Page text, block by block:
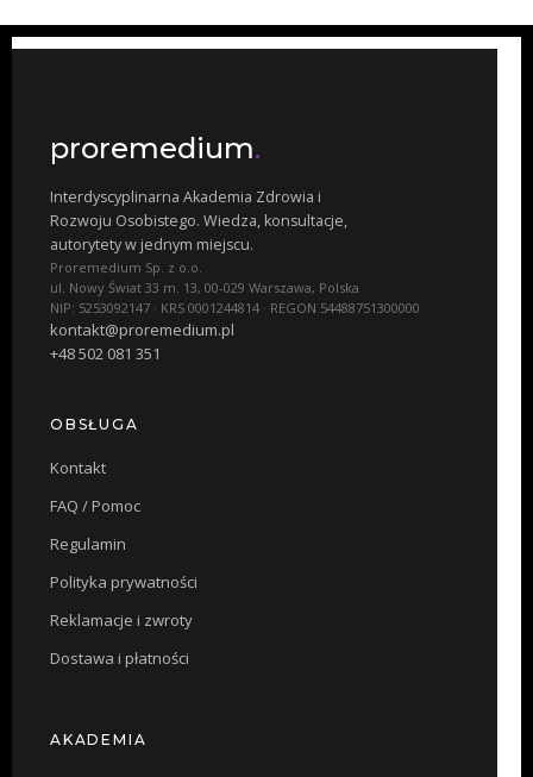
proremedium.
Interdyscyplinarna Akademia Zdrowia i
Rozwoju Osobistego. Wiedza, konsultacje,
autorytety w jednym miejscu.
Proremedium Sp. z o.o.
ul. Nowy Świat 33 m. 13, 00-029 Warszawa, Polska
NIP: 5253092147 · KRS 0001244814 · REGON 54488751300000
kontakt@proremedium.pl
+48 502 081 351
OBSŁUGA
Kontakt
FAQ / Pomoc
Regulamin
Polityka prywatności
Reklamacje i zwroty
Dostawa i płatności
AKADEMIA